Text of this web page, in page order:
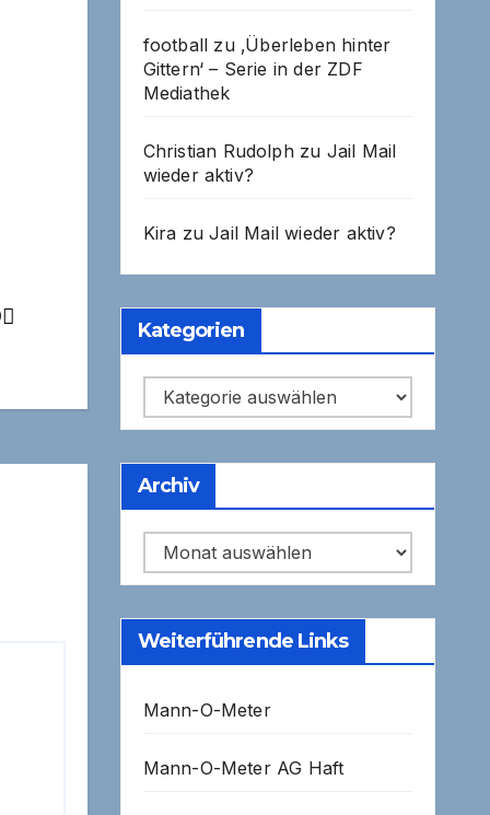
football zu ‚Überleben hinter
Gittern‘ – Serie in der ZDF
Mediathek
Christian Rudolphzu Jail Mail
wieder aktiv?
Kira zuJail Mail wieder aktiv?
Kategorien
Kategorien
Archiv
Archiv
Weiterführende Links
Mann-O-Meter
Mann-O-Meter AG Haft